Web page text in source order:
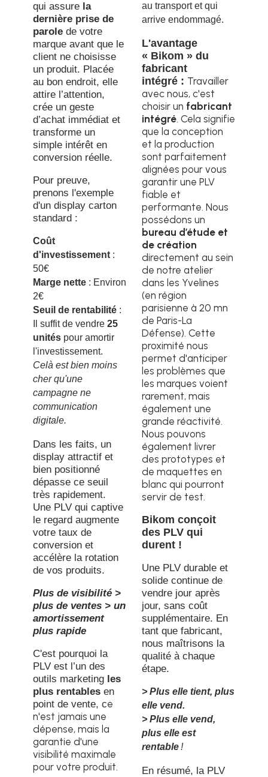
qui assure la
dernière prise de
parole de votre
marque avant que le
client ne choisisse
un produit. Placée
au bon endroit, elle
attire l’attention,
crée un geste
d’achat immédiat et
transforme un
simple intérêt en
conversion réelle.
Pour preuve,
prenons l'exemple
d'un display carton
standard :
Coût
d'investissement :
50€
Marge nette : Environ
2€
Seuil de rentabilité :
Il suffit de vendre 25
unités pour amortir
l'investissement.
Celà est bien moins
cher qu'une
campagne ne
communication
digitale.
Dans les faits, un
display attractif et
bien positionné
dépasse ce seuil
très rapidement.
Une PLV qui captive
le regard augmente
votre taux de
conversion et
accélère la rotation
de vos produits.
Plus de visibilité >
plus de ventes > un
amortissement
plus rapide
C'est pourquoi la
PLV est l’un des
outils marketing les
plus rentables en
point de vente, ce
n'est jamais une
dépense, mais la
garantie d'une
visibilité maximale
pour votre produit.
au transport et qui
arrive endommagé.
L'avantage
« Bikom » du
fabricant
intégré : Travailler
avec nous, c'est
choisir un fabricant
intégré. Cela signifie
que la conception
et la production
sont parfaitement
alignées pour vous
garantir une PLV
fiable et
performante. Nous
possédons un
bureau d’étude et
de création
directement au sein
de notre atelier
dans les Yvelines
(en région
parisienne à 20 mn
de Paris-La
Défense). Cette
proximité nous
permet d'anticiper
les problèmes que
les marques voient
rarement, mais
également une
grande réactivité.
Nous pouvons
également livrer
des prototypes et
de maquettes en
blanc qui pourront
servir de test.
Bikom conçoit
des PLV qui
durent !
Une PLV durable et
solide continue de
vendre jour après
jour, sans coût
supplémentaire. En
tant que fabricant,
nous maîtrisons la
qualité à chaque
étape.
> Plus elle tient, plus
elle vend.
> Plus elle vend,
plus elle est
rentable !
En résumé, la PLV